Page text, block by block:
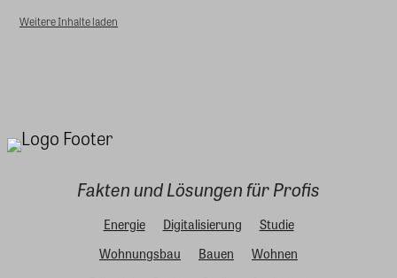
Weitere Inhalte laden
Fakten und Lösungen für Profis
Energie Digitalisierung
Studie
Wohnungsbau
Bauen
Wohnen